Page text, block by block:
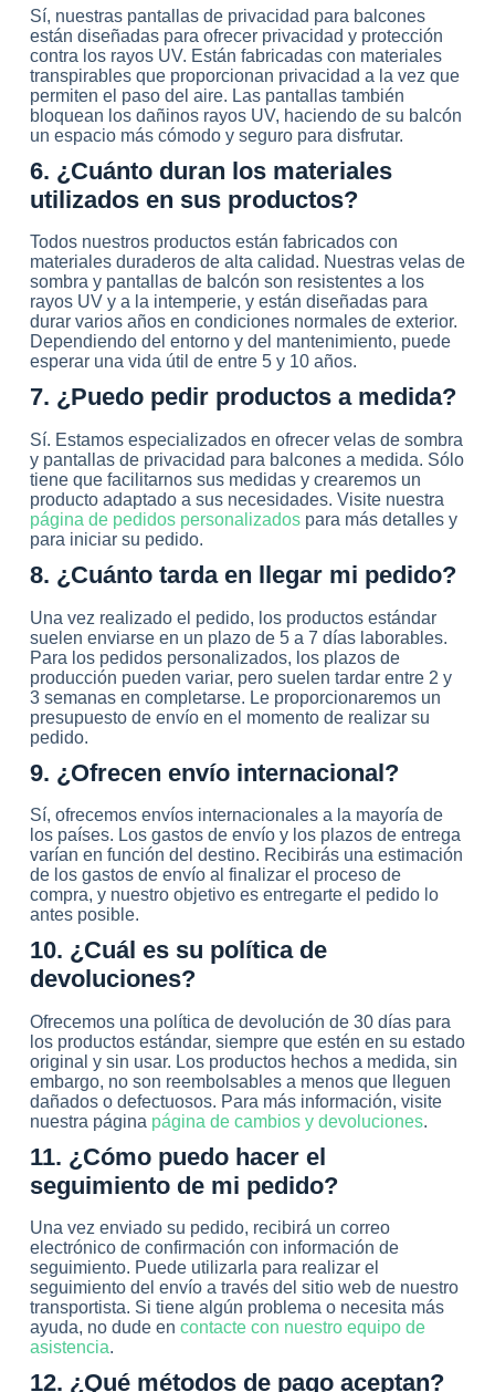
Sí, nuestras pantallas de privacidad para balcones
están diseñadas para ofrecer privacidad y protección
contra los rayos UV. Están fabricadas con materiales
transpirables que proporcionan privacidad a la vez que
permiten el paso del aire. Las pantallas también
bloquean los dañinos rayos UV, haciendo de su balcón
un espacio más cómodo y seguro para disfrutar.
6. ¿Cuánto duran los materiales
utilizados en sus productos?
Todos nuestros productos están fabricados con
materiales duraderos de alta calidad. Nuestras velas de
sombra y pantallas de balcón son resistentes a los
rayos UV y a la intemperie, y están diseñadas para
durar varios años en condiciones normales de exterior.
Dependiendo del entorno y del mantenimiento, puede
esperar una vida útil de entre 5 y 10 años.
7. ¿Puedo pedir productos a medida?
Sí. Estamos especializados en ofrecer velas de sombra
y pantallas de privacidad para balcones a medida. Sólo
tiene que facilitarnos sus medidas y crearemos un
producto adaptado a sus necesidades. Visite nuestra
página de pedidos personalizadospara más detalles y
para iniciar su pedido.
8. ¿Cuánto tarda en llegar mi pedido?
Una vez realizado el pedido, los productos estándar
suelen enviarse en un plazo de 5 a 7 días laborables.
Para los pedidos personalizados, los plazos de
producción pueden variar, pero suelen tardar entre 2 y
3 semanas en completarse. Le proporcionaremos un
presupuesto de envío en el momento de realizar su
pedido.
9. ¿Ofrecen envío internacional?
Sí, ofrecemos envíos internacionales a la mayoría de
los países. Los gastos de envío y los plazos de entrega
varían en función del destino. Recibirás una estimación
de los gastos de envío al finalizar el proceso de
compra, y nuestro objetivo es entregarte el pedido lo
antes posible.
10. ¿Cuál es su política de
devoluciones?
Ofrecemos una política de devolución de 30 días para
los productos estándar, siempre que estén en su estado
original y sin usar. Los productos hechos a medida, sin
embargo, no son reembolsables a menos que lleguen
dañados o defectuosos. Para más información, visite
nuestra página página de cambios y devoluciones.
11. ¿Cómo puedo hacer el
seguimiento de mi pedido?
Una vez enviado su pedido, recibirá un correo
electrónico de confirmación con información de
seguimiento. Puede utilizarla para realizar el
seguimiento del envío a través del sitio web de nuestro
transportista. Si tiene algún problema o necesita más
ayuda, no dude en contacte con nuestro equipo de
asistencia.
12. ¿Qué métodos de pago aceptan?